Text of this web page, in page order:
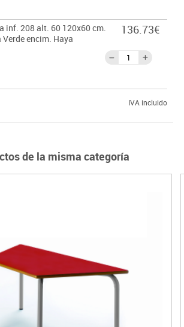
inf. 208 alt. 60 120x60 cm.
Verde encim. Haya
136.73€
IVA incluido
de la misma categoría